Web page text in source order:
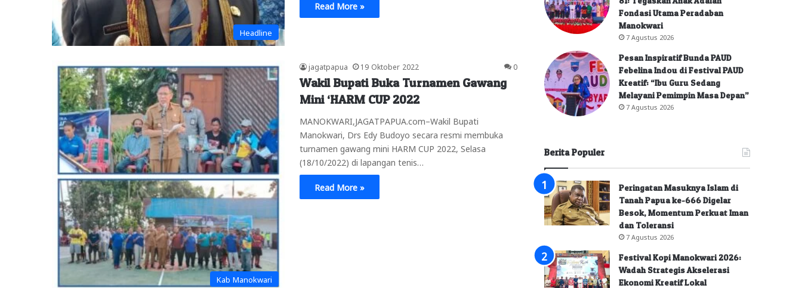
Headline
Read More »
Kab Manokwari
jagatpapua 19 Oktober 2022 0
Wakil Bupati Buka Turnamen Gawang
Mini ‘HARM CUP 2022
MANOKWARI,JAGATPAPUA.com–Wakil Bupati
Manokwari, Drs Edy Budoyo secara resmi membuka
turnamen gawang mini HARM CUP 2022, Selasa
(18/10/2022) di lapangan tenis…
Read More »
Fondasi Utama Peradaban
Manokwari
7 Agustus 2026
Pesan Inspiratif Bunda PAUD
Febelina Indou di Festival PAUD
Kreatif: “Ibu Guru Sedang
Melayani Pemimpin Masa Depan”
7 Agustus 2026
Berita Populer
Peringatan Masuknya Islam di
Tanah Papua ke-666 Digelar
Besok, Momentum Perkuat Iman
dan Toleransi
7 Agustus 2026
Festival Kopi Manokwari 2026:
Wadah Strategis Akselerasi
Ekonomi Kreatif Lokal